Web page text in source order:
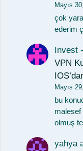
Mayıs
çok
ederim
Invest -
VPN
Mayıs
bu
malesef
olmuş
yahya